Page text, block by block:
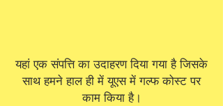
यहां एक संपत्ति का उदाहरण दिया गया है जिसके
साथ हमने हाल ही में यूएस में गल्फ कोस्ट पर
काम किया है।